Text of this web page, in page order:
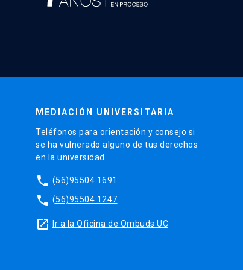
MEDIACIÓN UNIVERSITARIA
Teléfonos para orientación y consejo si
se ha vulnerado alguno de tus derechos
en la universidad.
phone (56)95504 1691
phone (56)95504 1247
launch Ir a la Oficina de Ombuds UC